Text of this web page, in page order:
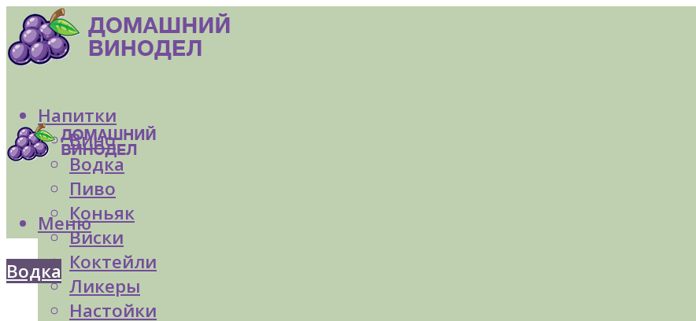
Напитки
Вино
Водка
Пиво
Коньяк
Виски
Коктейли
Ликеры
Настойки
Меню
Водка